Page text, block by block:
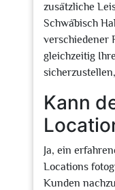
zusätzliche
Schwäbisch
verschiedener
gleichzeitig
Kann
Ja, ein
Locations
Kunden